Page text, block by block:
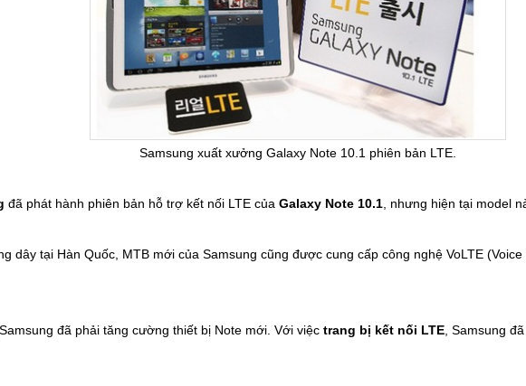
Samsung xuất xưởng Galaxy Note 10.1 phiên bản LTE.
đã phát hành phiên bản hỗ trợ kết nối LTE của Galaxy Note 10.1 , nhưng hiện tại model
dây tại Hàn Quốc, MTB mới của Samsung cũng được cung cấp công nghệ VoLTE
đã phải tăng cường thiết bị Note mới. Với việc trang bị kết nối LTE , Samsung